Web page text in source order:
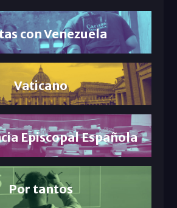
con Venezuela
Vaticano
Episcopal Española
Por tantos